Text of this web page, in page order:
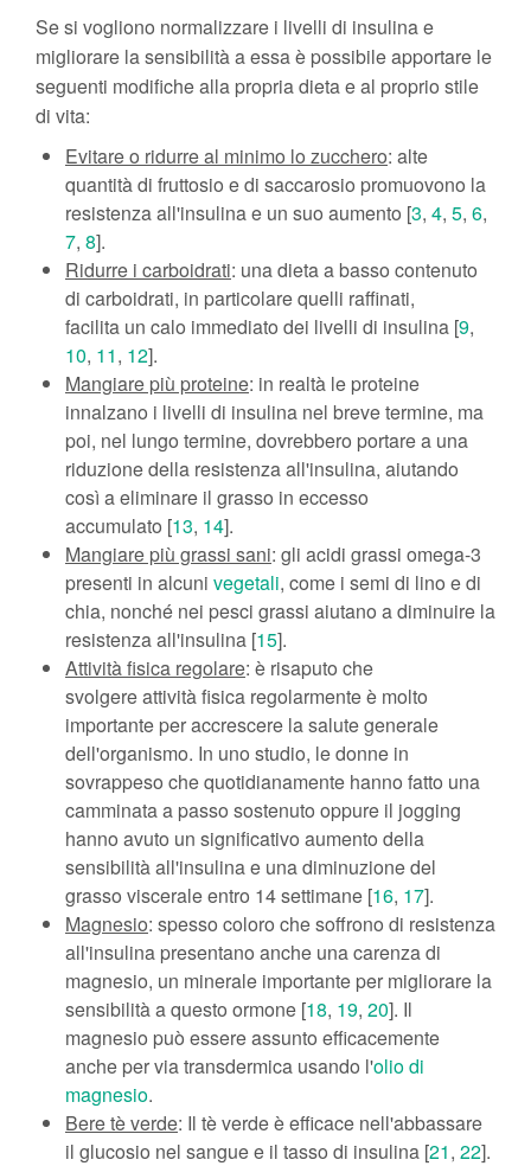
Se si vogliono normalizzare i livelli di insulina e
migliorare la sensibilità a essa è possibile apportare le
seguenti modifiche alla propria dieta e al proprio stile
di vita:
Evitare o ridurre al minimo lo zucchero: alte
quantità di fruttosio e di saccarosio promuovono la
resistenza all'insulina e un suo aumento [3, 4, 5, 6,
7, 8].
Ridurre i carboidrati: una dieta a basso contenuto
di carboidrati, in particolare quelli raffinati,
facilita un calo immediato dei livelli di insulina [9,
10, 11, 12].
Mangiare più proteine: in realtà le proteine ​
innalzano i livelli di insulina nel breve termine, ma
poi, nel lungo termine, dovrebbero portare a una
riduzione della resistenza all'insulina, aiutando
così a eliminare il grasso in eccesso
accumulato [13, 14].
Mangiare più grassi sani: gli acidi grassi omega-3
presenti in alcuni vegetali, come i semi di lino e di
chia, nonché nei pesci grassi aiutano a diminuire la
resistenza all'insulina [15].
Attività fisica regolare: è risaputo che
svolgere attività fisica regolarmente è molto
importante per accrescere la salute generale
dell'organismo. In uno studio, le donne in
sovrappeso che quotidianamente hanno fatto una
camminata a passo sostenuto oppure il jogging
hanno avuto un significativo aumento della
sensibilità all'insulina e una diminuzione del
grasso viscerale entro 14 settimane [16, 17].
Magnesio: spesso coloro che soffrono di resistenza
all'insulina presentano anche una carenza di
magnesio, un minerale importante per migliorare la
sensibilità a questo ormone [18, 19, 20]. Il
magnesio può essere assunto efficacemente
anche per via transdermica usando l'olio di
magnesio.
Bere tè verde: Il tè verde è efficace nell'abbassare
il glucosio nel sangue e il tasso di insulina [21, 22].